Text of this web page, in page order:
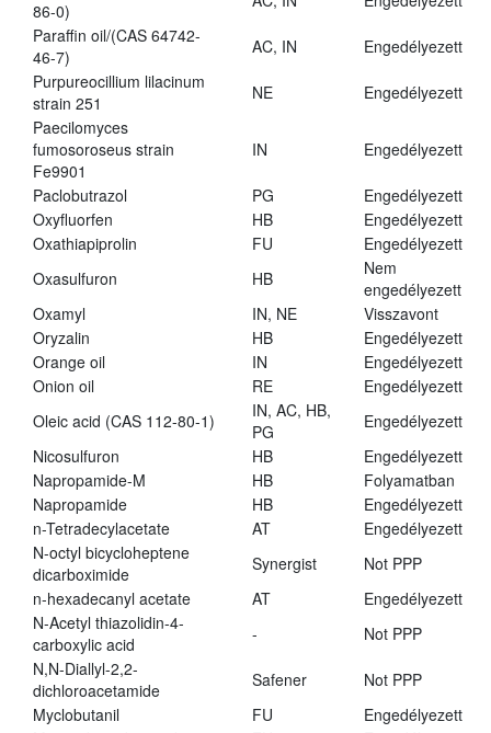
86-0)
Paraffin oil/(CAS 64742-
46-7)
AC, IN
Engedélyezett
Purpureocillium lilacinum
strain 251
NE
Engedélyezett
Paecilomyces
fumosoroseus strain
Fe9901
IN Engedélyezett
Paclobutrazol PG
Engedélyezett
Oxyfluorfen
HB
Engedélyezett
Oxathiapiprolin
FU
Engedélyezett
Oxasulfuron
HB
Nem
engedélyezett
Oxamyl
IN, NE
Visszavont
Oryzalin
HB
Engedélyezett
Orange oil
IN
Engedélyezett
Onion oil
RE
Engedélyezett
Oleic acid (CAS 112-80-1)
IN, AC, HB,
PG
Engedélyezett
Nicosulfuron
HB
Engedélyezett
Napropamide-M
HB
Folyamatban
Napropamide
HB
Engedélyezett
n-Tetradecylacetate
AT
Engedélyezett
N-octyl bicycloheptene
dicarboximide
Synergist
Not PPP
n-hexadecanyl acetate
AT
Engedélyezett
N-Acetyl thiazolidin-4-
carboxylic acid
-
Not PPP
N,N-Diallyl-2,2-
dichloroacetamide
Safener
Not PPP
Myclobutanil
FU
Engedélyezett